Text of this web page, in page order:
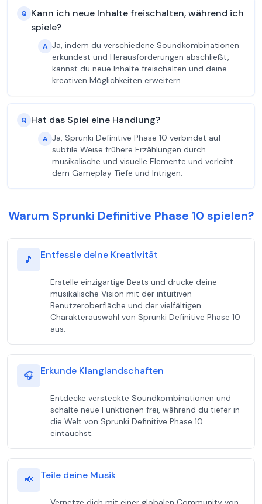
Q Kann ich neue Inhalte freischalten, während ich
spiele?
A Ja, indem du verschiedene Soundkombinationen
erkundest und Herausforderungen abschließt,
kannst du neue Inhalte freischalten und deine
kreativen Möglichkeiten erweitern.
Q Hat das Spiel eine Handlung?
A Ja, Sprunki Definitive Phase 10 verbindet auf
subtile Weise frühere Erzählungen durch
musikalische und visuelle Elemente und verleiht
dem Gameplay Tiefe und Intrigen.
Warum Sprunki Definitive Phase 10 spielen?
🎵 Entfessle deine Kreativität
Erstelle einzigartige Beats und drücke deine
musikalische Vision mit der intuitiven
Benutzeroberfläche und der vielfältigen
Charakterauswahl von Sprunki Definitive Phase 10
aus.
🎧 Erkunde Klanglandschaften
Entdecke versteckte Soundkombinationen und
schalte neue Funktionen frei, während du tiefer in
die Welt von Sprunki Definitive Phase 10
eintauchst.
📢 Teile deine Musik